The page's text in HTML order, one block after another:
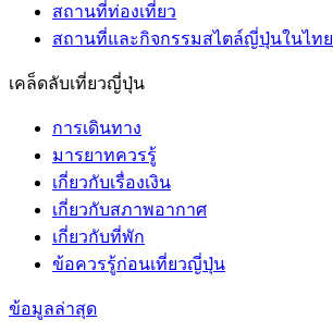
สถานที่ท่องเที่ยว
สถานที่และกิจกรรมสไตล์ญี่ปุ่นในไทย
เคล็ดลับเที่ยวญี่ปุ่น
การเดินทาง
มารยาทควรรู้
เกี่ยวกับเรื่องเงิน
เกี่ยวกับสภาพอากาศ
เกี่ยวกับที่พัก
ข้อควรรู้ก่อนเที่ยวญี่ปุ่น
ข้อมูลล่าสุด